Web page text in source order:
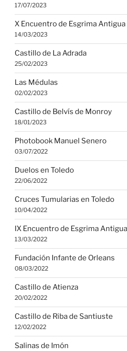
17/07/2023
X Encuentro de Esgrima
14/03/2023
Castillo de La Adrada
25/02/2023
Las Médulas
02/02/2023
Castillo de Belvís de Monroy
18/01/2023
Photobook Manuel Senero
03/07/2022
Duelos en Toledo
22/06/2022
Cruces Tumularias en Toledo
10/04/2022
IX Encuentro de Esgrima
13/03/2022
Fundación Infante de Orleans
08/03/2022
Castillo de Atienza
20/02/2022
Castillo de Riba de Santiuste
12/02/2022
Salinas de Imón